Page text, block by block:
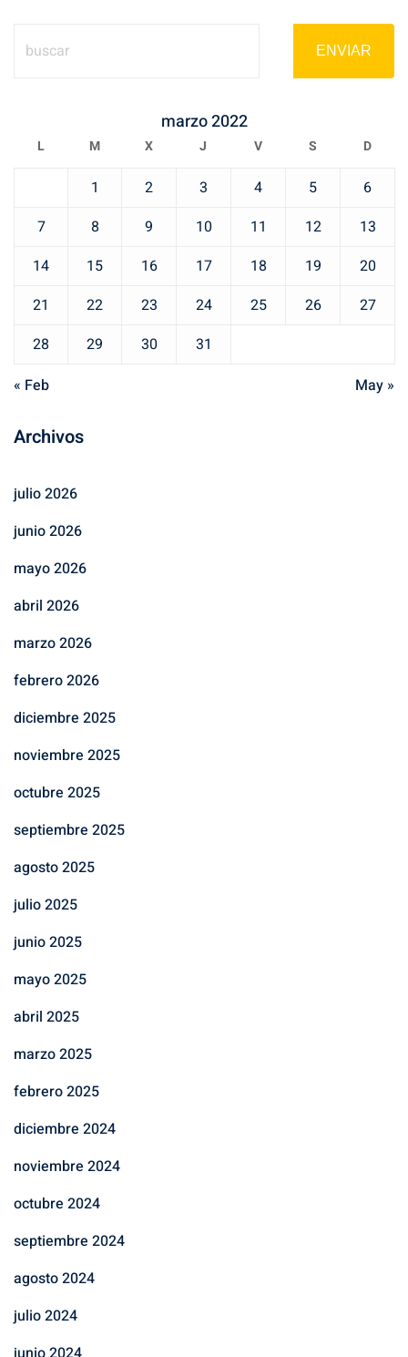
ENVIAR
marzo 2022
L M X J V S D
1 2 3 4 5
6
7
8 9 10 11 12
13
14
15 16 17 18 19
20
21
22 23 24 25 26
27
28
29 30
31
« Feb
May »
Archivos
julio 2026
junio 2026
mayo 2026
abril 2026
marzo 2026
febrero 2026
diciembre 2025
noviembre 2025
octubre 2025
septiembre 2025
agosto 2025
julio 2025
junio 2025
mayo 2025
abril 2025
marzo 2025
febrero 2025
diciembre 2024
noviembre 2024
octubre 2024
septiembre 2024
agosto 2024
julio 2024